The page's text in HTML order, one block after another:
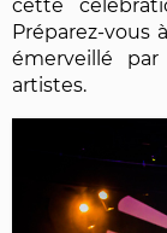
cette
Préparez-vous
émerveillé
artistes.